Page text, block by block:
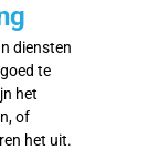
diensten
te
het
of
het uit.